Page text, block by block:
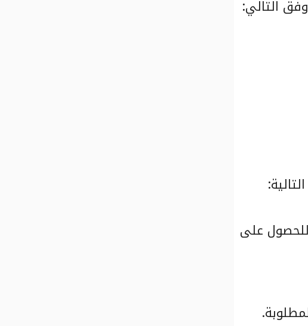
التالي:
للحصول على